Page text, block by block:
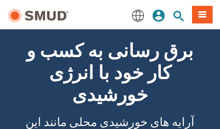
English
ورودسایتمنو
برق رسانی به کسب و
کار خود با انرژی
خورشیدی
آرایه های خورشیدی محلی مانند این